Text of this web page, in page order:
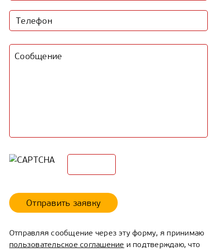
Отправить заявку
Отправляя сообщение через эту форму, я принимаю
пользовательское соглашение и подтверждаю, что